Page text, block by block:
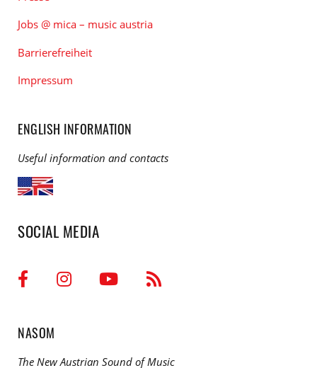
Jobs @ mica – music austria
Barrierefreiheit
Impressum
ENGLISH INFORMATION
Useful information and contacts
SOCIAL MEDIA
NASOM
The New Austrian Sound of Music